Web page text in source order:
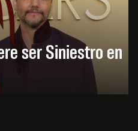
ser Siniestro en